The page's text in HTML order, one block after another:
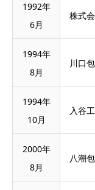
1992年
6月
株式
1994年
8月
川口
1994年
10月
入谷
2000年
8月
八潮